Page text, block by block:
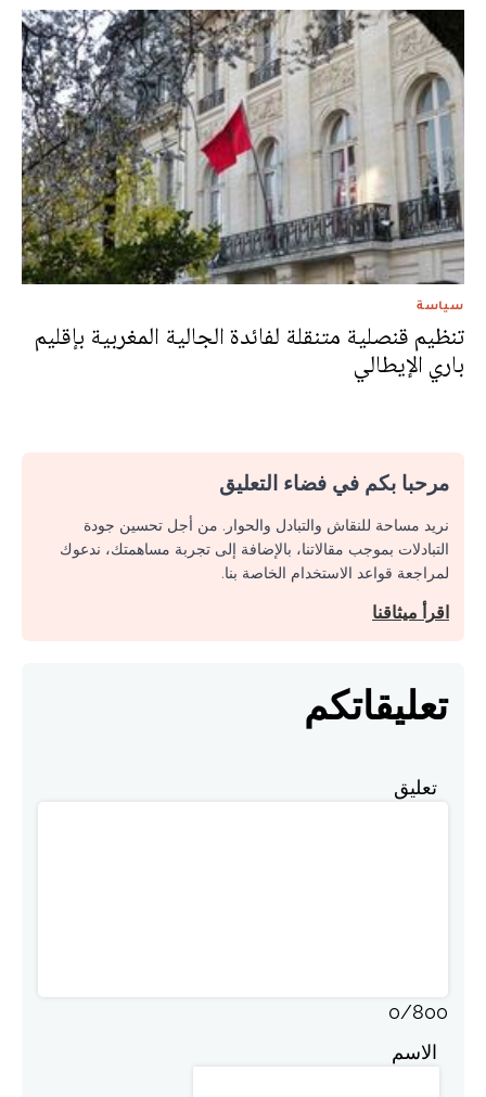
سياسة
تنظيم قنصلية متنقلة لفائدة الجالية المغربية بإقليم
باري الإيطالي
مرحبا بكم في فضاء التعليق
نريد مساحة للنقاش والتبادل والحوار. من أجل تحسين جودة
التبادلات بموجب مقالاتنا، بالإضافة إلى تجربة مساهمتك، ندعوك
لمراجعة قواعد الاستخدام الخاصة بنا.
اقرأ ميثاقنا
تعليقاتكم
تعليق
0/800
الاسم